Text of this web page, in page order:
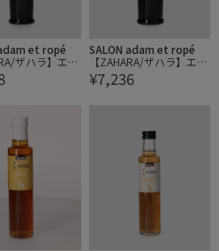
et ropé
ザハラ】エキ
ージンオリー
250ml
SALON adam et ropé
【ZAHARA/ザハラ】エキ
ストラヴァージンオリー
ブオイル 500ml
¥7,236